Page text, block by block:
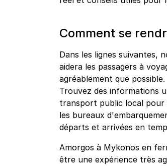
Comment se
Dans les lignes suivantes,
aidera les passagers à
agréablement que possible.
Trouvez des informations
transport public local
les bureaux
départs et arrivées en
Amorgos à Mykonos en
être une expérience très